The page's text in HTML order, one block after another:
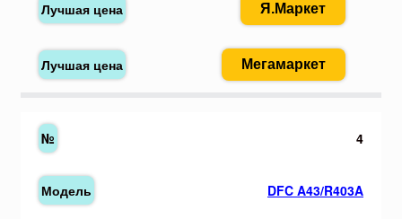
Я.Маркет
Мегамаркет
4
DFC A43/R403A